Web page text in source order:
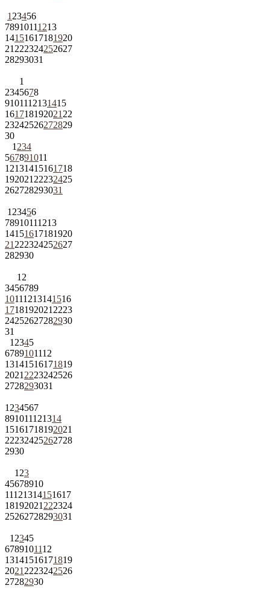
1 23456
78910111213
14151617181920
21 222324252627
28293031
1
2345678
9101112131415
161718192021 22
23242526272829
30
1 234
567891011
12131415161718
192021 22232425
262728293031
1 23456
78910111213
14151617181920
21 222324252627
282930
1 2
3456789
10111213141516
1718192021 2223
24252627282930
31
1 2345
6789101112
13141516171819
2021 2223242526
2728293031
1 234567
891011121314
15161718192021
22232425262728
2930
1 23
45678910
11121314151617
18192021 222324
25262728293031
1 2345
6789101112
13141516171819
2021 2223242526
27282930